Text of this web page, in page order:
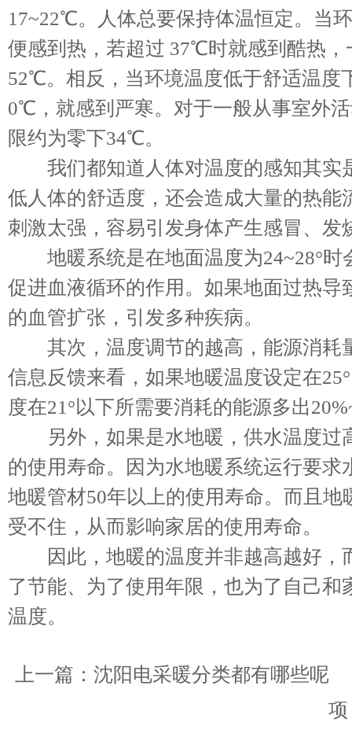
17~22℃。人体总要保持体温恒定。当
便感到热，若超过 37℃时就感到酷热
52℃。相反，当环境温度低于舒适温度
0℃，就感到严寒。对于一般从事室外
限约为零下34℃。
我们都知道人体对温度的感知其实
低人体的舒适度，还会造成大量的热
刺激太强，容易引发身体产生感冒、发
地暖系统是在地面温度为24~28°时
促进血液循环的作用。如果地面过热
的血管扩张，引发多种疾病。
其次，温度调节的越高，能源消耗
信息反馈来看，如果地暖温度设定在
度在21°以下所需要消耗的能源多出
另外，如果是水地暖，供水温度过
的使用寿命。因为水地暖系统运行要求
地暖管材50年以上的使用寿命。而且
受不住，从而影响家居的使用寿命。
因此，地暖的温度并非越高越好，
了节能、为了使用年限，也为了自己
温度。
上一篇： 沈阳电采暖分类都有哪些呢
项